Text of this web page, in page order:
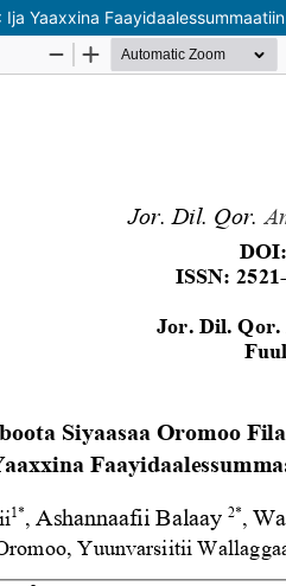
Yaaxxina Faayidaalessummaatiin